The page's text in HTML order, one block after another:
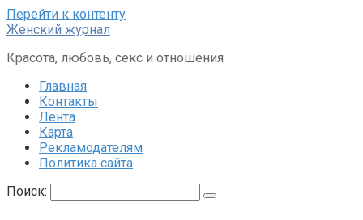
Перейти к контенту
Женский журнал
Красота, любовь, секс и отношения
Главная
Контакты
Лента
Карта
Рекламодателям
Политика сайта
Поиск: